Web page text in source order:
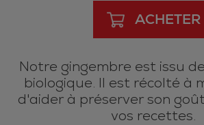
ACHETER
Notre gingembre est issu
biologique. Il est récolté à
d'aider à préserver son
vos recettes.